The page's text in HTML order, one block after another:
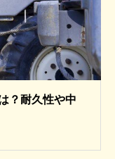
？耐久性や中